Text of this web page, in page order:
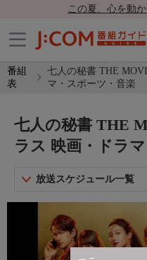
この夏、心を動
番組
表
七人の秘書 THE
マ・スポーツ・音楽
七人の秘書 THE
ラス 映画・ドラ
放送スケジュール一覧